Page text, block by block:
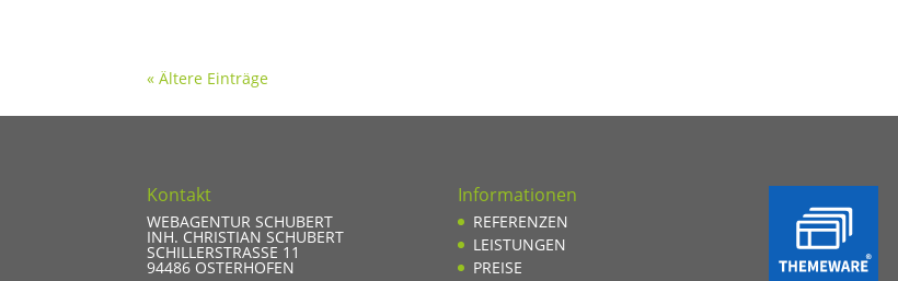
« Ältere Einträge
Kontakt
WEBAGENTUR SCHUBERT
INH. CHRISTIAN SCHUBERT
SCHILLERSTRASSE 11
94486 OSTERHOFEN
Informationen
REFERENZEN
LEISTUNGEN
PREISE